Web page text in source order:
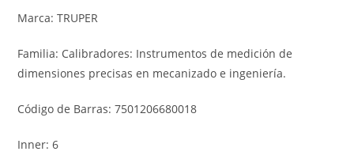
Marca: TRUPER
Familia: Calibradores: Instrumentos de medición de
dimensiones precisas en mecanizado e ingeniería.
Código de Barras: 7501206680018
Inner: 6